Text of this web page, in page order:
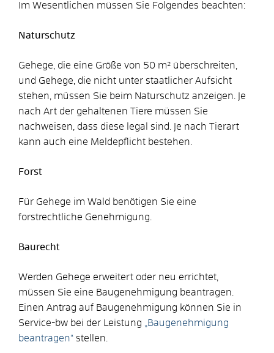
Im Wesentlichen müssen Sie Folgendes beachten:
Naturschutz
Gehege, die eine Größe von 50 m² überschreiten,
und Gehege, die nicht unter staatlicher Aufsicht
stehen, müssen Sie beim Naturschutz anzeigen. Je
nach Art der gehaltenen Tiere müssen Sie
nachweisen, dass diese legal sind. Je nach Tierart
kann auch eine Meldepflicht bestehen.
Forst
Für Gehege im Wald benötigen Sie eine
forstrechtliche Genehmigung.
Baurecht
Werden Gehege erweitert oder neu errichtet,
müssen Sie eine Baugenehmigung beantragen.
Einen Antrag auf Baugenehmigung können Sie in
Service-bw bei der Leistung
„Baugenehmigung
beantragen“ stellen.